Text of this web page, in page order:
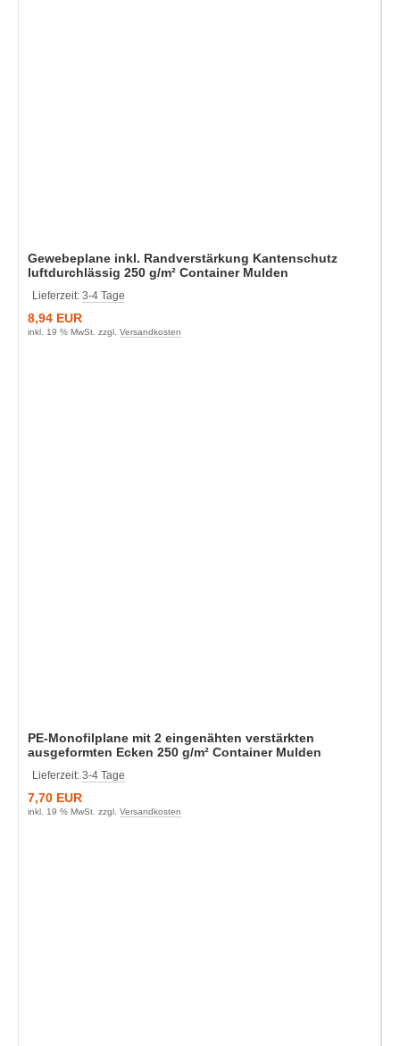
Gewebeplane inkl. Randverstärkung Kantenschutz
luftdurchlässig 250 g/m² Container Mulden
Lieferzeit: 3-4 Tage
8,94 EUR
inkl. 19 % MwSt. zzgl. Versandkosten
PE-Monofilplane mit 2 eingenähten verstärkten
ausgeformten Ecken 250 g/m² Container Mulden
Lieferzeit: 3-4 Tage
7,70 EUR
inkl. 19 % MwSt. zzgl. Versandkosten